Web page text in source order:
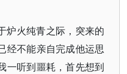
炉火纯青之际，突来的
经不能亲自完成他运思
一听到噩耗，首先想到